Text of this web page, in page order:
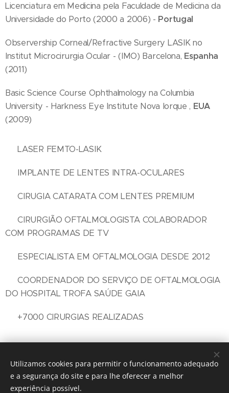
Licenciatura em Medicina pela Faculdade de Medicina da
Universidade do Porto (2000 a 2006) - Portugal
Observership Corneal/Refractive Surgery LASIK no
Institut Microcirurgia Ocular - (IMO) Barcelona, Espanha
(2011)
Basic Science Course Ophthalmology na Columbia
University - Harkness Eye Institute Nova Iorque , EUA
(2009)
▶️ LASER FEMTO-LASIK
▶️ IMPLANTE DE LENTES INTRA-OCULARES
▶️ CIRUGIA CATARATA COM LENTES PREMIUM
▶️ CIRURGIÃO OFTALMOLOGISTA COLABORADOR
COM PROGRAMAS DE TV
▶️ ESPECIALISTA EM OFTALMOLOGIA DESDE 2012
▶️ COORDENADOR DO SERVIÇO DE OFTALMOLOGIA
DO HOSPITAL TROFA SAÚDE GAIA
▶️ +7000 CIRURGIAS REALIZADAS
TODOS OS DIREITOS RESERVADOS 2026|DR.RICARDO
PORTUGAL ©
Utilizamos cookies para permitir o funcionamento adequado
e a segurança do site e para lhe oferecer a melhor
experiência possível.